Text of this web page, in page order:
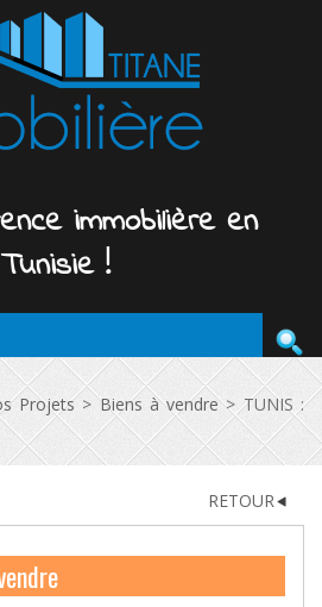
immobilière en
Tunisie !
Projets>Biens à vendre>TUNIS :
RETOUR